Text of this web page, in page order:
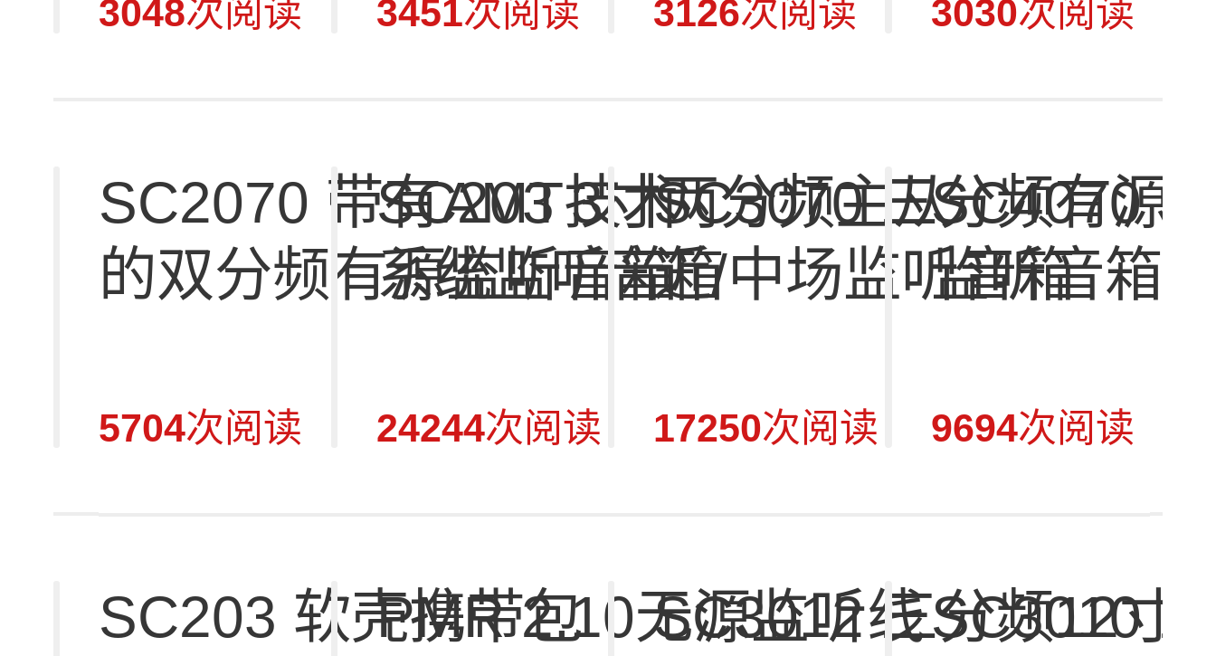
3048次阅读 3451次阅读 3126次阅读 3030次阅读
SC2070 带有AMT技术
的双分频有源监听音箱
5704次阅读
SC203 3寸两分频主从
系统监听音箱
24244次阅读
SC3070 三分频有源
近/中场监听音箱
17250次阅读
SC4070 四分频录音室
监听音箱
9694次阅读
SC203 软壳携带包PMR 2.10无源监听线
SC3012 三分频12寸有
SC3010